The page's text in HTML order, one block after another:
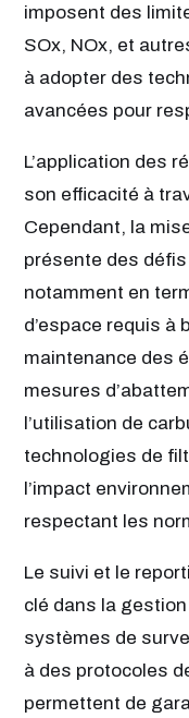
imposent des
SOx, NOx, et
à adopter des
avancées pour
L’application des
son efficacité à
Cependant, la
présente des
notamment en
d’espace requis à
maintenance des
mesures
l’utilisation de
technologies de
l’impact
respectant les
Le suivi et le
clé dans la
systèmes de
à des protocoles
permettent de